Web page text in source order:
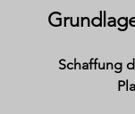
Schaffung